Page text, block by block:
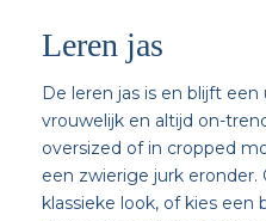
Leren jas
De leren jas is en blijft
vrouwelijk en altijd on-
oversized of in cropped
een zwierige jurk eronder.
klassieke look, of kies